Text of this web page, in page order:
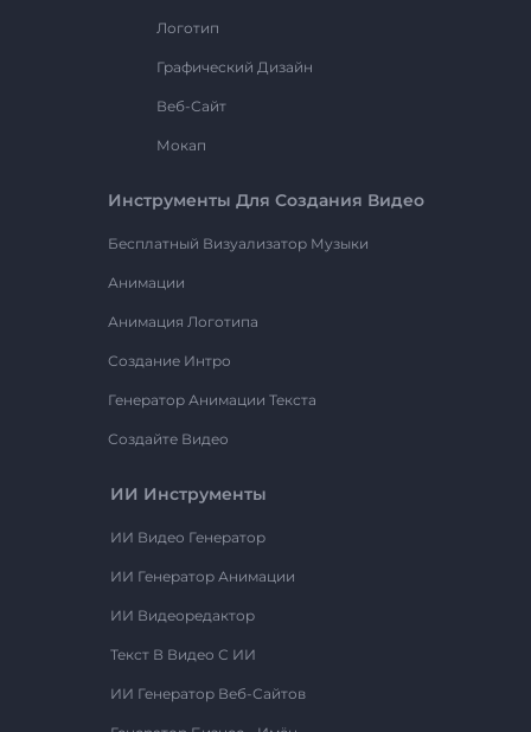
Логотип
Графический Дизайн
Веб-Сайт
Мокап
Инструменты Для Создания Видео
Бесплатный Визуализатор Музыки
Анимации
Анимация Логотипа
Создание Интро
Генератор Анимации Текста
Создайте Видео
ИИ Инструменты
ИИ Видео Генератор
ИИ Генератор Анимации
ИИ Видеоредактор
Текст В Видео С ИИ
ИИ Генератор Веб-Сайтов